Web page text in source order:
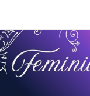
contenido